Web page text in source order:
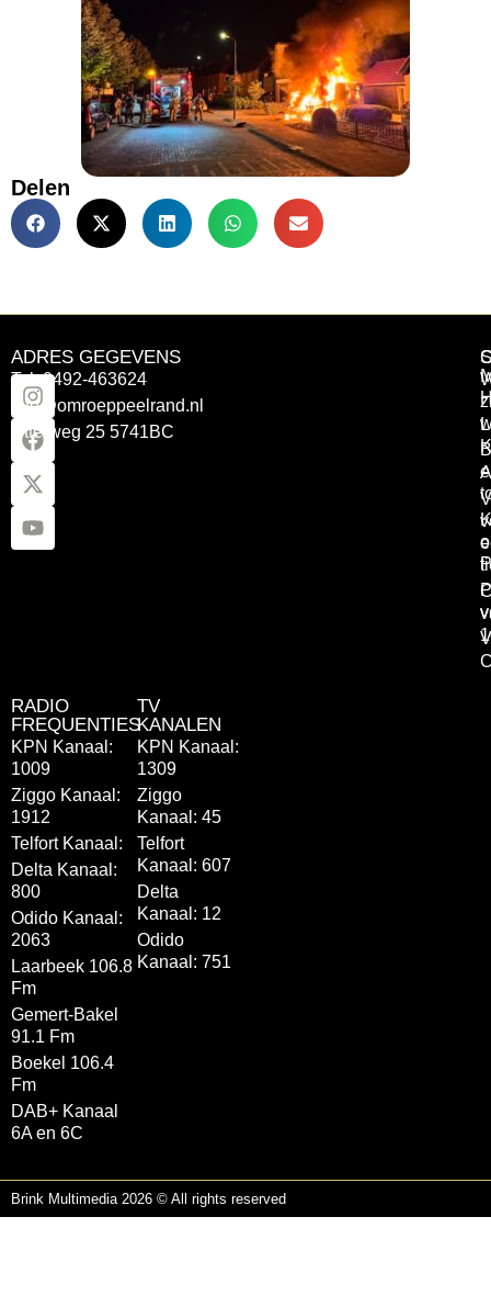
Delen
ADRES GEGEVENS
Tel: 0492-463624
info@omroeppeelrand.nl
Otterweg 25 5741BC
RADIO
FREQUENTIES
KPN Kanaal:
1009
Ziggo Kanaal:
1912
Telfort Kanaal:
Delta Kanaal:
800
Odido Kanaal:
2063
Laarbeek 106.8
Fm
Gemert-Bakel
91.1 Fm
Boekel 106.4
Fm
DAB+ Kanaal
6A en 6C
TV
KANALEN
KPN Kanaal:
1309
Ziggo
Kanaal: 45
Telfort
Kanaal: 607
Delta
Kanaal: 12
Odido
Kanaal: 751
Brink Multimedia 2026 © All rights reserved